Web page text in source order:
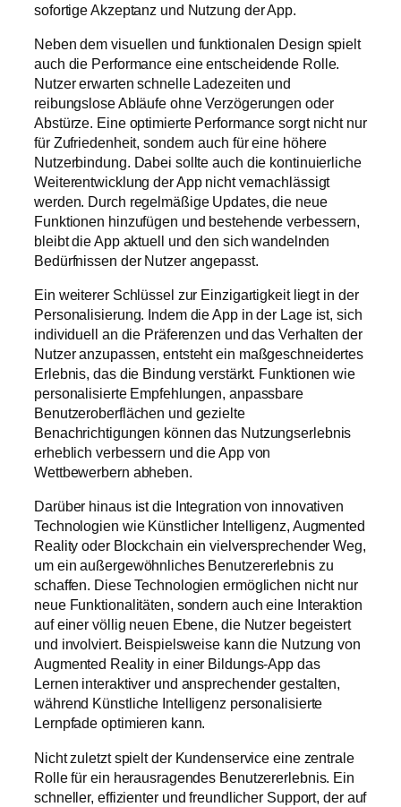
sofortige Akzeptanz und Nutzung der App.
Neben dem visuellen und funktionalen Design spielt
auch die Performance eine entscheidende Rolle.
Nutzer erwarten schnelle Ladezeiten und
reibungslose Abläufe ohne Verzögerungen oder
Abstürze. Eine optimierte Performance sorgt nicht nur
für Zufriedenheit, sondern auch für eine höhere
Nutzerbindung. Dabei sollte auch die kontinuierliche
Weiterentwicklung der App nicht vernachlässigt
werden. Durch regelmäßige Updates, die neue
Funktionen hinzufügen und bestehende verbessern,
bleibt die App aktuell und den sich wandelnden
Bedürfnissen der Nutzer angepasst.
Ein weiterer Schlüssel zur Einzigartigkeit liegt in der
Personalisierung. Indem die App in der Lage ist, sich
individuell an die Präferenzen und das Verhalten der
Nutzer anzupassen, entsteht ein maßgeschneidertes
Erlebnis, das die Bindung verstärkt. Funktionen wie
personalisierte Empfehlungen, anpassbare
Benutzeroberflächen und gezielte
Benachrichtigungen können das Nutzungserlebnis
erheblich verbessern und die App von
Wettbewerbern abheben.
Darüber hinaus ist die Integration von innovativen
Technologien wie Künstlicher Intelligenz, Augmented
Reality oder Blockchain ein vielversprechender Weg,
um ein außergewöhnliches Benutzererlebnis zu
schaffen. Diese Technologien ermöglichen nicht nur
neue Funktionalitäten, sondern auch eine Interaktion
auf einer völlig neuen Ebene, die Nutzer begeistert
und involviert. Beispielsweise kann die Nutzung von
Augmented Reality in einer Bildungs-App das
Lernen interaktiver und ansprechender gestalten,
während Künstliche Intelligenz personalisierte
Lernpfade optimieren kann.
Nicht zuletzt spielt der Kundenservice eine zentrale
Rolle für ein herausragendes Benutzererlebnis. Ein
schneller, effizienter und freundlicher Support, der auf